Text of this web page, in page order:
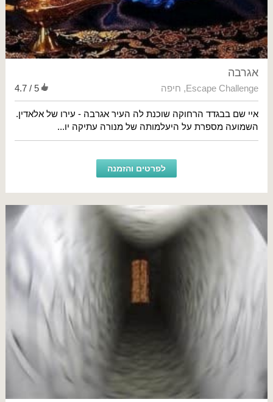
אגרבה
Escape Challenge
, חיפה 4.7 / 5
איי שם בבגדד הרחוקה שוכנת לה העיר אגרבה - עירו של אלאדין.
השמועה מספרת על היעלמותה של מנורה עתיקה יו...
לפרטים והזמנה